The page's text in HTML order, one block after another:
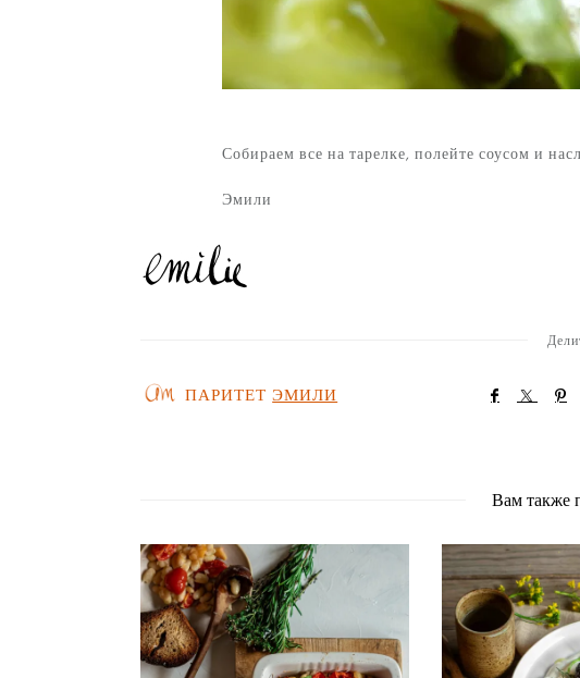
Собираем все на тарелке, полейте соусом и
Эмили
ПАРИТЕТЭМИЛИ
Вам также